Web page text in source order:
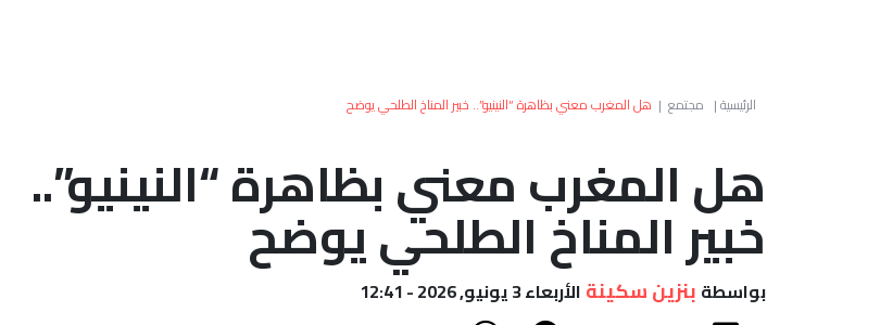
الرئيسية| مجتمع | هل المغرب معني بظاهرة “النينيو”.. خبير المناخ الطلحي يوضح
هل المغرب معني بظاهرة “النينيو”..
خبير المناخ الطلحي يوضح
بواسطة بنزين سكينة الأربعاء 3 يونيو, 2026 - 12:41